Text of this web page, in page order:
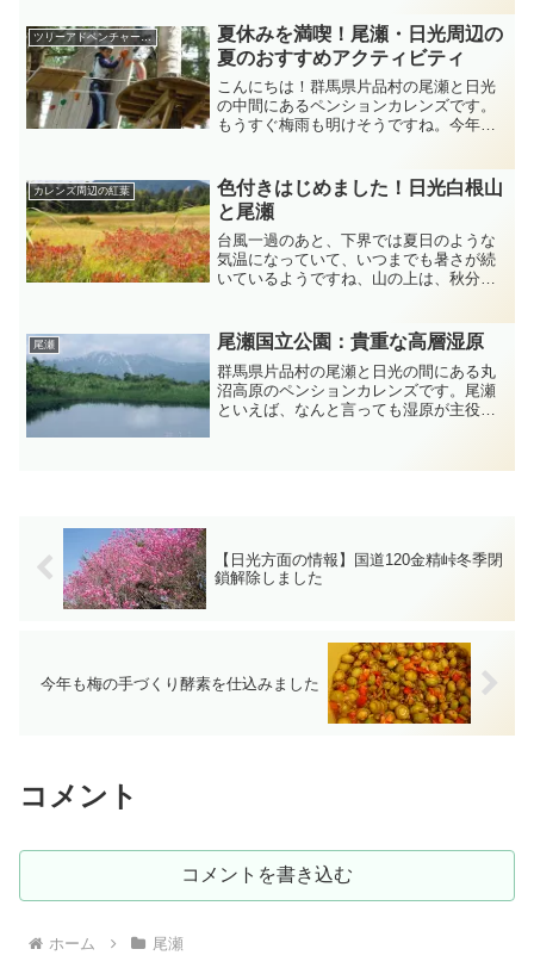
ひらと飛び交い、幸せな気分になってい
るのはなにも人間だけでは...
ツリーアドベンチャー・カヌー・サップ・キャニオニング
夏休みを満喫！尾瀬・日光周辺の
夏のおすすめアクティビティ
こんにちは！群馬県片品村の尾瀬と日光
の中間にあるペンションカレンズです。
もうすぐ梅雨も明けそうですね。今年の
をご紹介します。【お子さまと楽しめる
夏のアクティビティ編】１...
カレンズ周辺の紅葉
色付きはじめました！日光白根山
と尾瀬
台風一過のあと、下界では夏日のような
気温になっていて、いつまでも暑さが続
いているようですね、山の上は、秋分頃
林限界あたりの草木は紅葉がはじまり、
だけかんば、おおかめのき...
尾瀬 尾瀬国立公園：貴重な高層湿原
群馬県片品村の尾瀬と日光の間にある丸
沼高原のペンションカレンズです。尾瀬
といえば、なんと言っても湿原が主役で
【日光方面の情報】国道120金精峠冬季閉
鎖解除しました
今年も梅の手づくり酵素を仕込みました
コメント
コメントを書き込む
ホーム 尾瀬